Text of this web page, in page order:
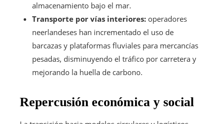
almacenamiento bajo el mar.
Transporte por vías interiores: operadores
neerlandeses han incrementado el uso de
barcazas y plataformas fluviales para mercancías
pesadas, disminuyendo el tráfico por carretera y
mejorando la huella de carbono.
Repercusión económica y social